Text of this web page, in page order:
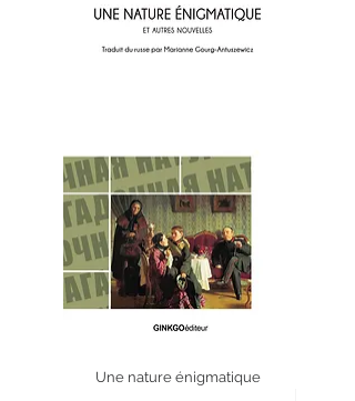
Une nature énigmatique